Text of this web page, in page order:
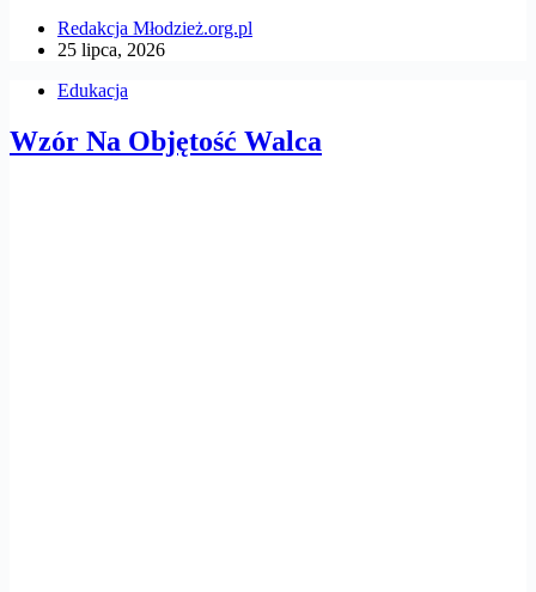
Redakcja Młodzież.org.pl
25 lipca, 2026
Edukacja
Wzór Na Objętość Walca